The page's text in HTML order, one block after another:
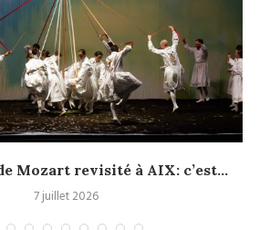
Mozart revisité à AIX: c’est...
7 juillet 2026